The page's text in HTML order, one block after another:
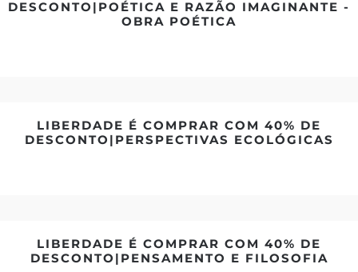
DESCONTO|POÉTICA E RAZÃO IMAGINANTE -
OBRA POÉTICA
LIBERDADE É COMPRAR COM 40% DE
DESCONTO|PERSPECTIVAS ECOLÓGICAS
LIBERDADE É COMPRAR COM 40% DE
DESCONTO|PENSAMENTO E FILOSOFIA